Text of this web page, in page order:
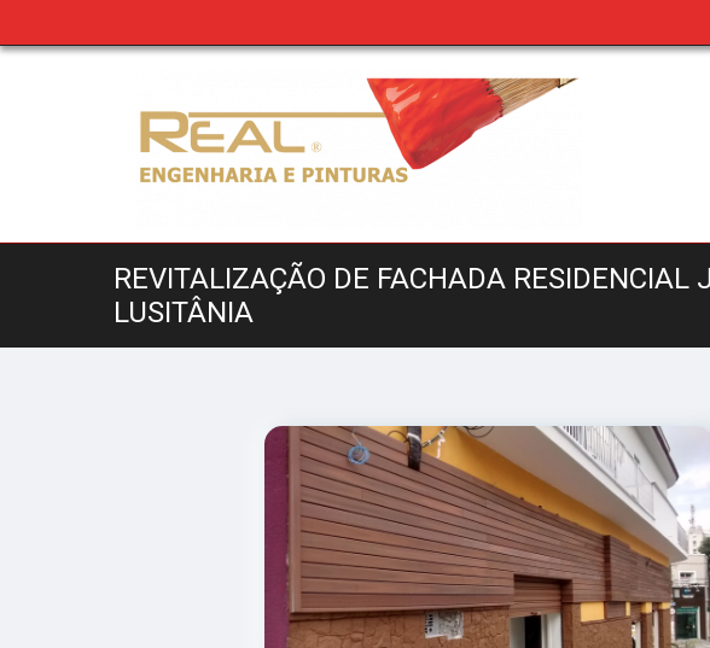
REVITALIZAÇÃO DE FACHADA RESIDENCIAL
LUSITÂNIA